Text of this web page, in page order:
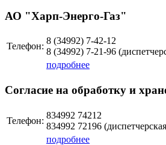
АО "Харп-Энерго-Газ"
Телефон:
8 (34992) 7-42-12
8 (34992) 7-21-96
подробнее
Согласие на обработку и
Телефон:
834992 74212
834992 72196
подробнее